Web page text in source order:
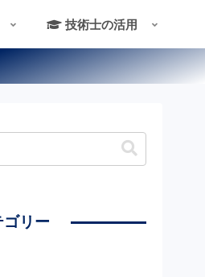
技術士の活用
ゴリー